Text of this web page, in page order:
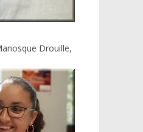
Drouille,